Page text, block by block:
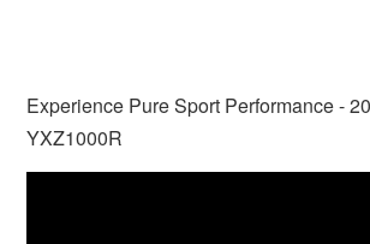
Experience Pure Sport Performance -
YXZ1000R